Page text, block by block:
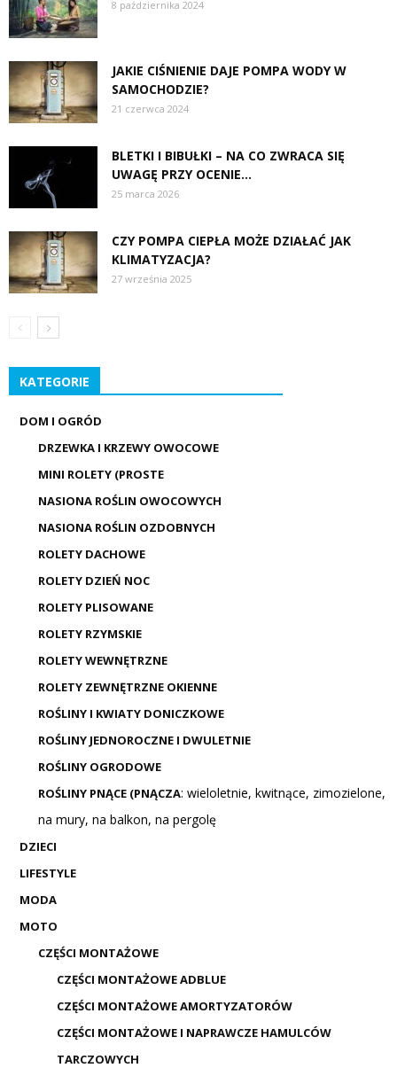
8 października 2024
JAKIE CIŚNIENIE DAJE POMPA WODY W
SAMOCHODZIE?
21 czerwca 2024
BLETKI I BIBUŁKI – NA CO ZWRACA SIĘ
UWAGĘ PRZY OCENIE...
25 marca 2026
CZY POMPA CIEPŁA MOŻE DZIAŁAĆ JAK
KLIMATYZACJA?
27 września 2025
KATEGORIE
DOM I OGRÓD
DRZEWKA I KRZEWY OWOCOWE
MINI ROLETY (PROSTE
NASIONA ROŚLIN OWOCOWYCH
NASIONA ROŚLIN OZDOBNYCH
ROLETY DACHOWE
ROLETY DZIEŃ NOC
ROLETY PLISOWANE
ROLETY RZYMSKIE
ROLETY WEWNĘTRZNE
ROLETY ZEWNĘTRZNE OKIENNE
ROŚLINY I KWIATY DONICZKOWE
ROŚLINY JEDNOROCZNE I DWULETNIE
ROŚLINY OGRODOWE
ROŚLINY PNĄCE (PNĄCZA: wieloletnie, kwitnące, zimozielone,
na mury, na balkon, na pergolę
DZIECI
LIFESTYLE
MODA
MOTO
CZĘŚCI MONTAŻOWE
CZĘŚCI MONTAŻOWE ADBLUE
CZĘŚCI MONTAŻOWE AMORTYZATORÓW
CZĘŚCI MONTAŻOWE I NAPRAWCZE HAMULCÓW
TARCZOWYCH